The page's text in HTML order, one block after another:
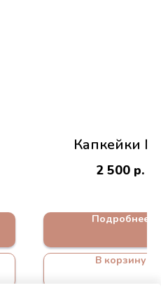
Капкейки
2 500 р.
Подробнее
В корзину